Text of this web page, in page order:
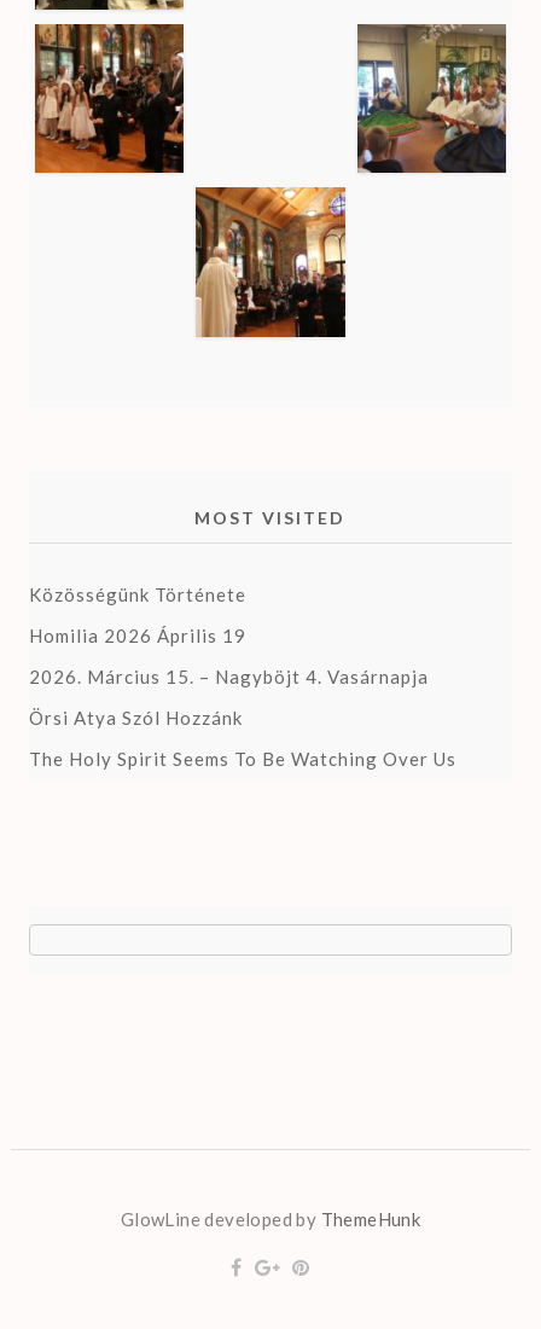
MOST VISITED
Közösségünk Története
Homilia 2026 Április 19
2026. Március 15. – Nagyböjt 4. Vasárnapja
Örsi Atya Szól Hozzánk
The Holy Spirit Seems To Be Watching Over Us
GlowLine developed by ThemeHunk